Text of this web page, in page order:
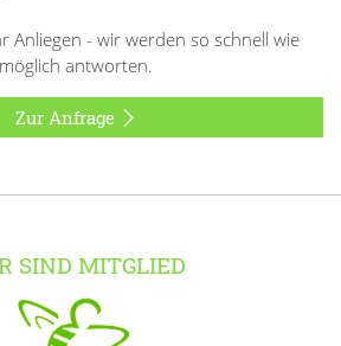
Anliegen - wir werden so schnell wie
möglich antworten.
Zur Anfrage
SIND MITGLIED